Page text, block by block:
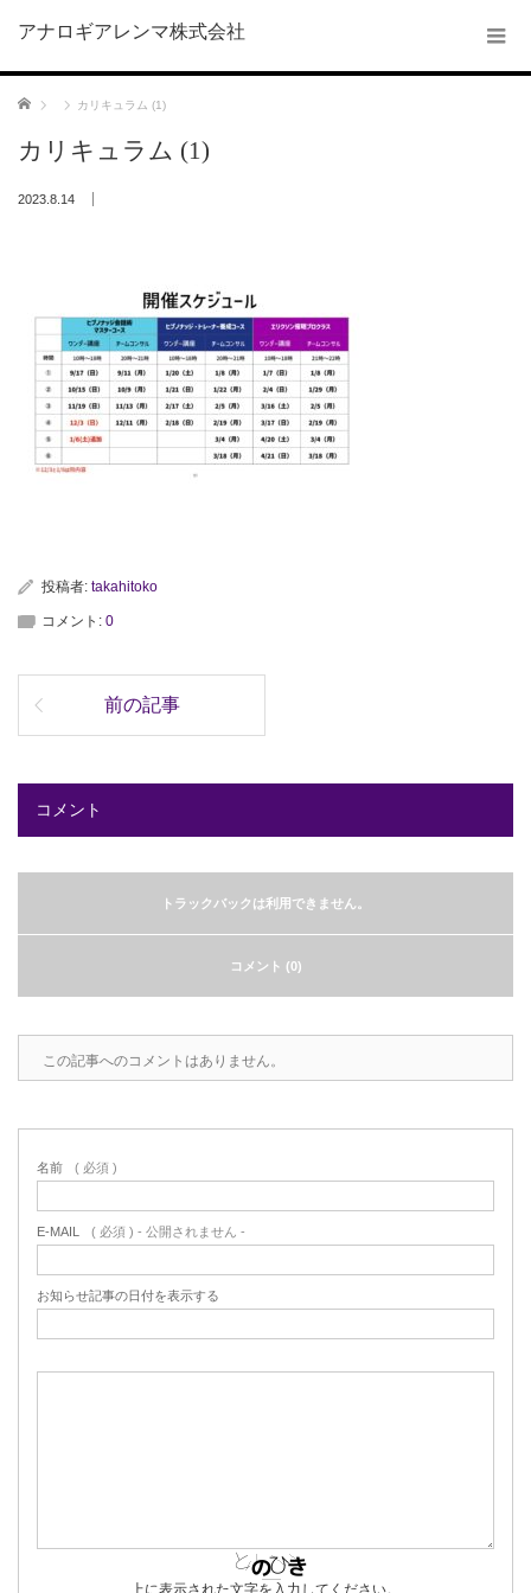
アナロギアレンマ株式会社
ホーム カリキュラム (1)
カリキュラム (1)
2023.8.14
投稿者: takahitoko
コメント: 0
前の記事
コメント
トラックバックは利用できません。
コメント (0)
この記事へのコメントはありません。
名前 ( 必須 )
E-MAIL ( 必須 ) - 公開されません -
お知らせ記事の日付を表示する
上に表示された文字を入力してください。